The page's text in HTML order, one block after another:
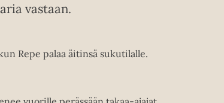
vastaan.
Repe palaa äitinsä sukutilalle.